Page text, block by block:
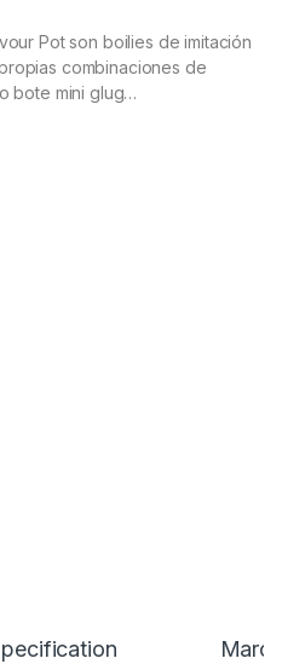
Pot son boilies de imitación
combinaciones de
bote mini glug…
Marca